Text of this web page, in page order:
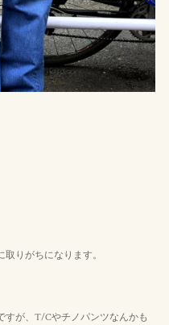
りがちになります。
すが、T/Cやチノパンツなんかも